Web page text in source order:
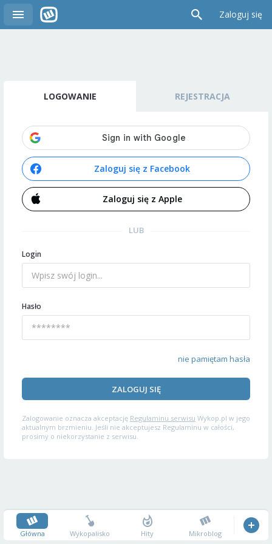
Zaloguj się
LOGOWANIE REJESTRACJA
Zaloguj się z Facebook
Zaloguj się z Apple
LUB
Login
Hasło
nie pamiętam hasła
ZALOGUJ SIĘ
Zalogowanie oznacza akceptację Regulaminu serwisu Wykop.pl w jego
aktualnym brzmieniu. Jeśli nie akceptujesz Regulaminu w całości,
prosimy o niekorzystanie z serwisu.
Główna Wykopalisko Hity Mikroblog